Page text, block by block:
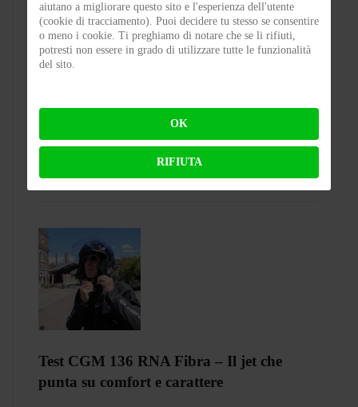
1200! Bentornata Aprilia?
MICHELE RUBIN (WOLF) ON 07-08-2026 00:11:35
Test CGM 136 RNA Fibra – Il jet che
punta su comfort e carattere
aiutano a migliorare questo sito e l'esperienza dell'utente
(cookie di tracciamento). Puoi decidere tu stesso se consentire
o meno i cookie. Ti preghiamo di notare che se li rifiuti,
potresti non essere in grado di utilizzare tutte le funzionalità
del sito.
OK
RIFIUTA